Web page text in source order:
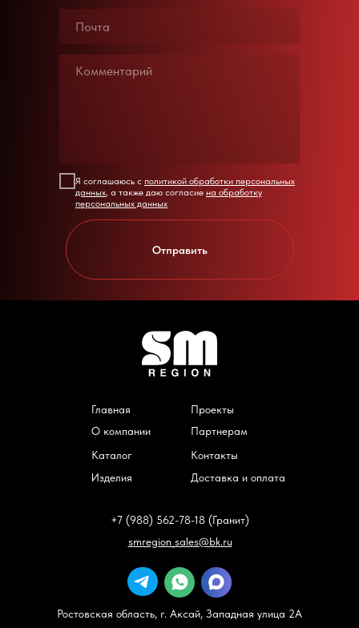
Я соглашаюсь с политикой обработки персональных
данных, а также даю согласие на обработку
персональных данных
Отправить
Главная
О компании
Каталог
Изделия
Контакты
Партнерам
Проекты
Доставка и оплата
+7 (988) 562-78-18 (Гранит)
smregion_sales@bk.ru
Ростовская область, г. Аксай, Западная улица 2А